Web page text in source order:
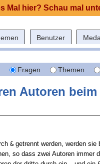
Benutzer
Fragen Themen
Autoren
& getrennt werden, werden sie
so dass zwei Autoren immer
Mal hier? Schau mal